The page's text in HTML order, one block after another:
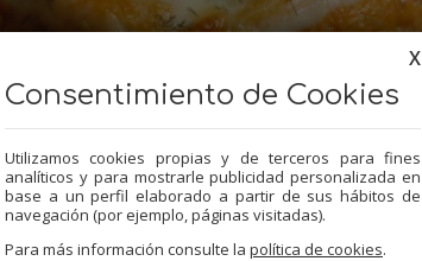
X
Consentimiento de Cookies
Utilizamos cookies propias y de terceros para fines
analíticos y para mostrarle publicidad personalizada en
base a un perfil elaborado a partir de sus hábitos de
navegación (por ejemplo, páginas visitadas).
Para más información consulte la política de cookies.